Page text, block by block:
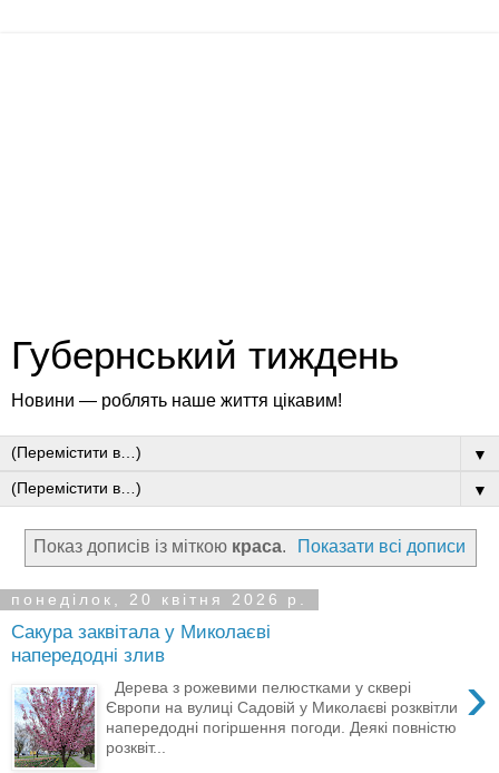
Губернський тиждень
Новини — роблять наше життя цікавим!
▼
▼
Показ дописів із міткою краса. Показати всі дописи
понеділок, 20 квітня 2026 р.
Сакура заквітала у Миколаєві
напередодні злив
›
Дерева з рожевими пелюстками у сквері
Європи на вулиці Садовій у Миколаєві розквітли
напередодні погіршення погоди. Деякі повністю
розквіт...